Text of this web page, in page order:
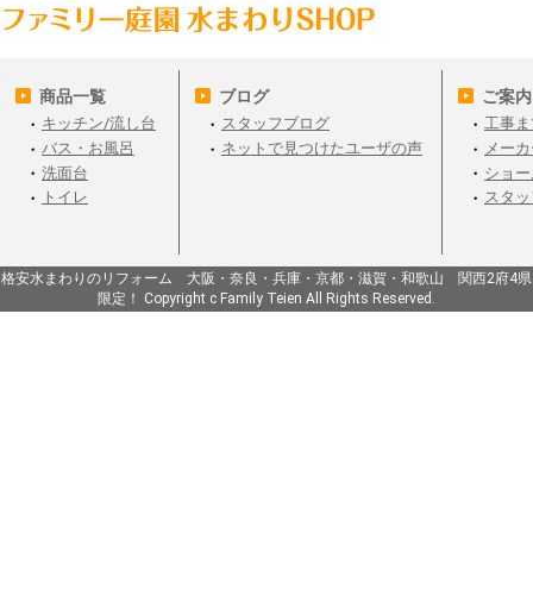
商品一覧
キッチン/流し台
バス・お風呂
洗面台
トイレ
ブログ
スタッフブログ
ネットで見つけたユーザの声
ご案内
工事
メー
ショ
スタ
格安水まわりのリフォーム 大阪・奈良・兵庫・京都・滋賀・和歌山 関西2府4県
限定！ Copyright c Family Teien All Rights Reserved.